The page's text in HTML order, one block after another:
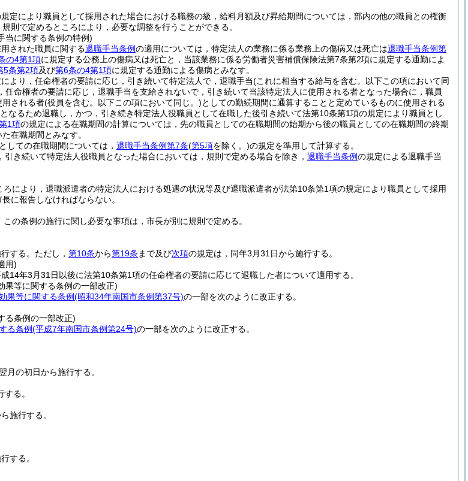
定により職員として採用された場合における職務の級，給料月額及び昇給期間については，部内の他の職員との権衡
則で定めるところにより，必要な調整を行うことができる。
当に関する条例の特例)
された職員に関する退職手当条例の適用については，特定法人の業務に係る業務上の傷病又は死亡は退職手当条例第
の4第1項に規定する公務上の傷病又は死亡と，当該業務に係る労働者災害補償保険法第7条第2項に規定する通勤によ
5条第2項及び第6条の4第1項に規定する通勤による傷病とみなす。
より，任命権者の要請に応じ，引き続いて特定法人で，退職手当(これに相当する給与を含む。以下この項において同
任命権者の要請に応じ，退職手当を支給されないで，引き続いて当該特定法人に使用される者となった場合に，職員
用される者(役員を含む。以下この項において同じ。)としての勤続期間に通算することと定めているものに使用される
となるため退職し，かつ，引き続き特定法人役職員として在職した後引き続いて法第10条第1項の規定により職員とし
1項の規定による在職期間の計算については，先の職員としての在職期間の始期から後の職員としての在職期間の終期
在職期間とみなす。
しての在職期間については， 退職手当条例第7条(第5項を除く。)の規定を準用して計算する。
き続いて特定法人役職員となった場合においては，規則で定める場合を除き， 退職手当条例の規定による退職手当
により，退職派遣者の特定法人における処遇の状況等及び退職派遣者が法第10条第1項の規定により職員として採用
に報告しなければならない。
の条例の施行に関し必要な事項は，市長が別に規則で定める。
する。 ただし， 第10条から第19条 まで及び次項の規定は，同年3月31日から施行する。
用)
14年3月31日以後に法第10条第1項の任命権者の要請に応じて退職した者について適用する。
果等に関する条例の一部改正)
果等に関する条例(昭和34年南国市条例第37号)の一部を次のように改正する。
る条例の一部改正)
る条例(平成7年南国市条例第24号)の一部を次のように改正する。
月の初日から施行する。
る。
施行する。
する。